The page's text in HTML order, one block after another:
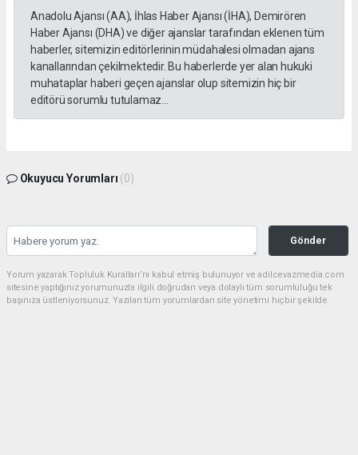
Anadolu Ajansı (AA), İhlas Haber Ajansı (İHA), Demirören
Haber Ajansı (DHA) ve diğer ajanslar tarafından eklenen tüm
haberler, sitemizin editörlerinin müdahalesi olmadan ajans
kanallarından çekilmektedir. Bu haberlerde yer alan hukuki
muhataplar haberi geçen ajanslar olup sitemizin hiç bir
editörü sorumlu tutulamaz...
Okuyucu Yorumları (0)
Gönder
Yorum yazarak Topluluk Kuralları’nı kabul etmiş bulunuyor ve adilcevazmedia.com
sitesine yaptığınız yorumunuzla ilgili doğrudan veya dolaylı tüm sorumluluğu tek
başınıza üstleniyorsunuz. Yazılan tüm yorumlardan site yönetimi hiçbir şekilde